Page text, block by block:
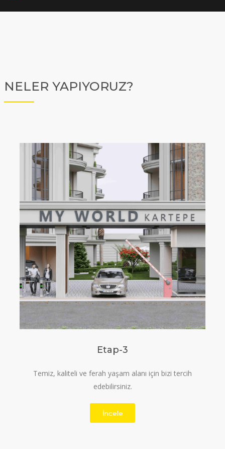
NELER YAPIYORUZ?
Etap-3
Temiz, kaliteli ve ferah yaşam alanı için bizi tercih
edebilirsiniz.
İncele